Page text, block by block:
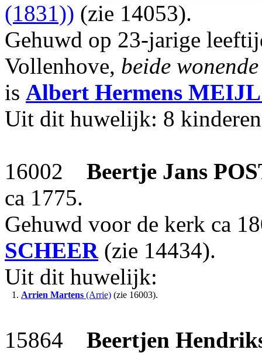
(1831)) (zie 14053).
Gehuwd op 23-jarige
Vollenhove, beide
is Albert Hermens
Uit dit huwelijk: 8
16002 Beertje Jans
ca 1775.
Gehuwd voor de kerk ca
SCHEER(zie 14434).
Uit dit huwelijk:
1. Arrien Martens (Arrie) (zie 16003).
15864 Beertjen